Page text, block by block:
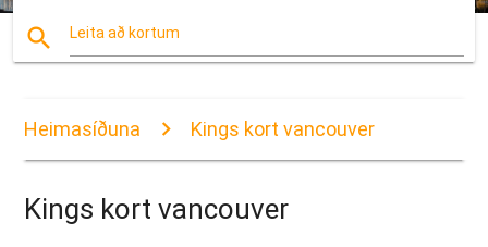
search Leita að kortum
Heimasíðuna Kings kort vancouver
Kings kort vancouver